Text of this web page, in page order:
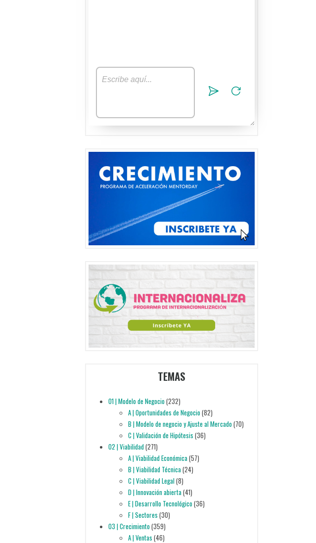
TEMAS
01 | Modelo de Negocio(232)
A | Oportunidades de Negocio(82)
B | Modelo de negocio y Ajuste al Mercado(70)
C | Validación de Hipótesis (36)
02 | Viabilidad(271)
A | Viabilidad Económica(57)
B | Viabilidad Técnica(24)
C | Viabilidad Legal(8)
D | Innovación abierta(41)
E | Desarrollo Tecnológico(36)
F | Sectores (30)
03 | Crecimiento(359)
A | Ventas (46)